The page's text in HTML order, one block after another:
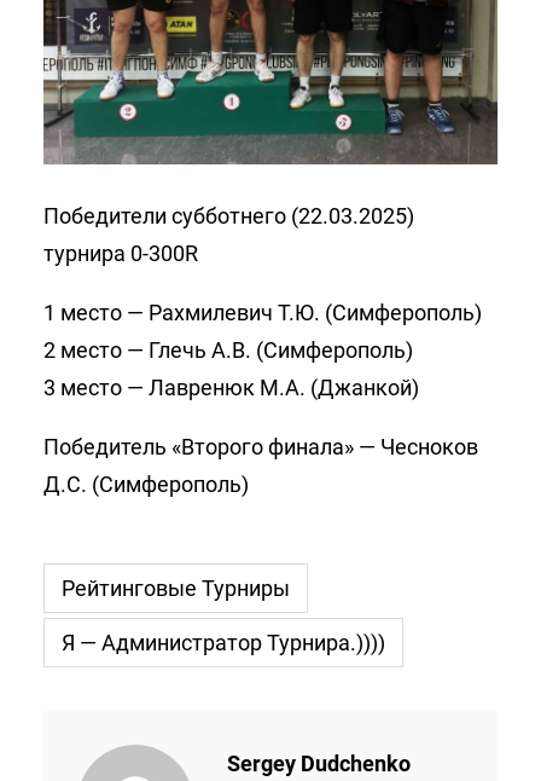
Победители субботнего (22.03.2025)
турнира 0-300R
1 место — Рахмилевич Т.Ю. (Симферополь)
2 место — Глечь А.В. (Симферополь)
3 место — Лавренюк М.А. (Джанкой)
Победитель «Второго финала» — Чесноков
Д.С. (Симферополь)
Рейтинговые Турниры
Я — Администратор Турнира.))))
Sergey Dudchenko